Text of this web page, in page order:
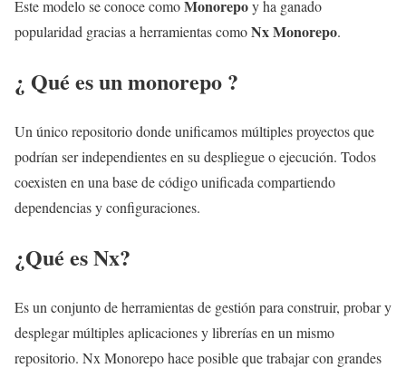
Este modelo se conoce comoMonorepoy ha ganado
popularidad gracias a herramientas comoNx Monorepo.
¿ Qué es un monorepo ?
Un único repositorio donde unificamos múltiples proyectos que
podrían ser independientes en su despliegue o ejecución. Todos
coexisten en una base de código unificada compartiendo
dependencias y configuraciones.
¿Qué es Nx?
Es un conjunto de herramientas de gestión para construir, probar y
desplegar múltiples aplicaciones y librerías en un mismo
repositorio. Nx Monorepo hace posible que trabajar con grandes